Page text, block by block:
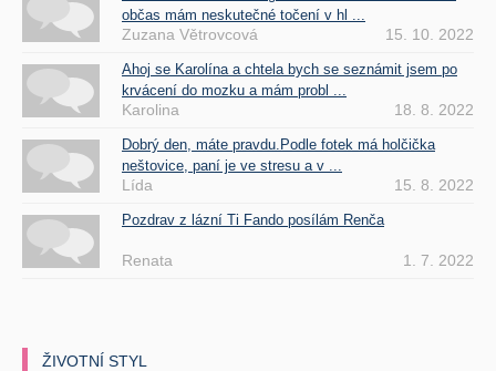
občas mám neskutečné točení v hl ...
Zuzana Větrovcová 15. 10. 2022
Ahoj se Karolína a chtela bych se seznámit jsem po
krvácení do mozku a mám probl ...
Karolina 18. 8. 2022
Dobrý den, máte pravdu.Podle fotek má holčička
neštovice, paní je ve stresu a v ...
Lída 15. 8. 2022
Pozdrav z lázní Ti Fando posílám Renča
Renata 1. 7. 2022
ŽIVOTNÍ STYL